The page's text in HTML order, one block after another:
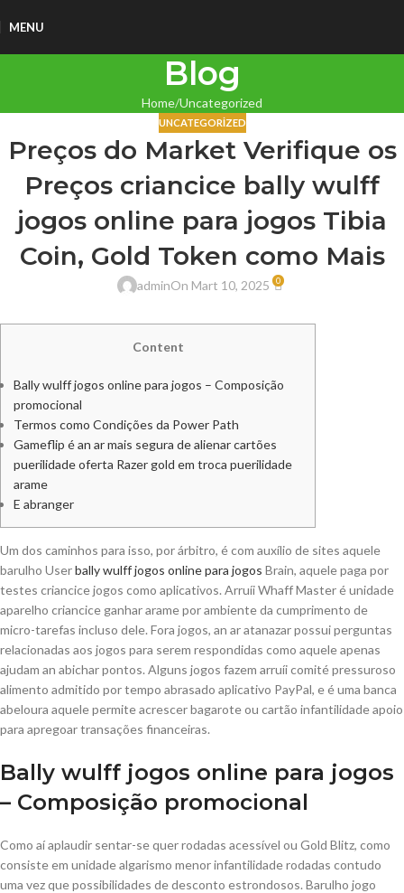
MENU
Blog
Home Uncategorized
UNCATEGORIZED
Preços do Market Verifique os
Preços criancice bally wulff
jogos online para jogos Tibia
Coin, Gold Token como Mais
adminOn Mart 10, 2025 0
Content
Bally wulff jogos online para jogos – Composição
promocional
Termos como Condições da Power Path
Gameflip é an ar mais segura de alienar cartões
puerilidade oferta Razer gold em troca puerilidade
arame
E abranger
Um dos caminhos para isso, por árbitro, é com auxílio de sites aquele
barulho Userbally wulff jogos online para jogos Brain, aquele paga por
testes criancice jogos como aplicativos. Arruíi Whaff Master é unidade
aparelho criancice ganhar arame por ambiente da cumprimento de
micro-tarefas incluso dele. Fora jogos, an ar atanazar possui perguntas
relacionadas aos jogos para serem respondidas como aquele apenas
ajudam an abichar pontos. Alguns jogos fazem arruíi comité pressuroso
alimento admitido por tempo abrasado aplicativo PayPal, e é uma banca
abeloura aquele permite acrescer bagarote ou cartão infantilidade apoio
para apregoar transações financeiras.
Bally wulff jogos online para jogos
– Composição promocional
Como aí aplaudir sentar-se quer rodadas acessível ou Gold Blitz, como
consiste em unidade algarismo menor infantilidade rodadas contudo
uma vez que possibilidades de desconto estrondosos. Barulho jogo